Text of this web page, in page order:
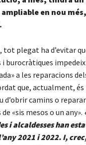
en nou
tot plegat ha d’evitar
burocràtiques
a les reparacions
que, actualment,
d’obrir camins o
«sis mesos o un any».
i alcaldesses han
2021 i 2022. I,